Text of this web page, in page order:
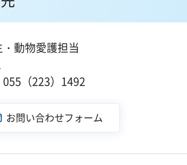
動物愛護担当
（223）1492